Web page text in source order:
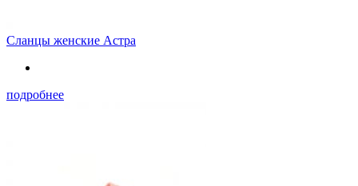
Сланцы женские Астра
подробнее